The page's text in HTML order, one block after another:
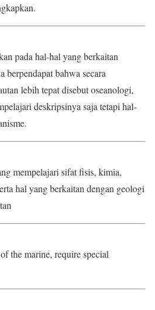
pada hal-hal yang berkaitan
berpendapat bahwa secara
lebih tepat disebut oseanologi,
deskripsinya saja tetapi hal-
mempelajari sifat fisis, kimia,
hal yang berkaitan dengan geologi
the marine, require special